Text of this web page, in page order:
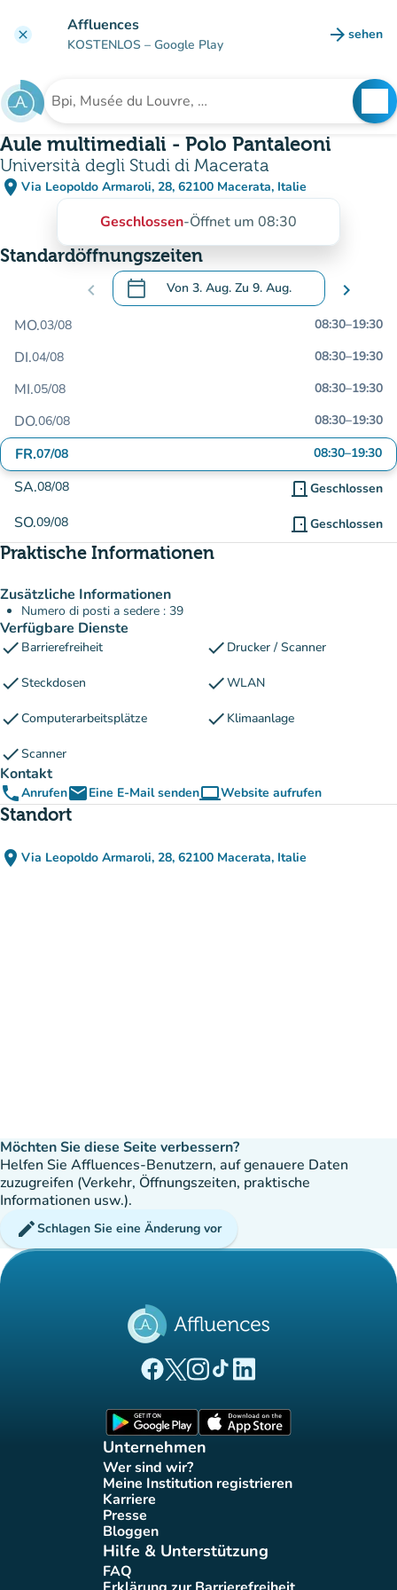
clear Affluences
KOSTENLOS – Google Play arrow_forward sehen
(new
Suche nach einer Einrichtung
Aule multimediali - Polo Pantaleoni
Università degli Studi di Macerata
place Via Leopoldo Armaroli, 28, 62100 Macerata, Italie
(in Google Maps öffnen)
(new tab)
Geschlossen-Öffnet um 08:30
Standardöffnungszeiten
chevron_left calendar_today Von 3. Aug. Zu 9. Aug.
.Öffnen Sie den Kalender, um Daten zu
chevron_right
MO.03/08 08:30–19:30
DI.04/08 08:30–19:30
MI.05/08 08:30–19:30
DO.06/08 08:30–19:30
FR.07/08 08:30–19:30
SA.08/08 door_front Geschlossen
SO.09/08 door_front Geschlossen
Praktische Informationen
Zusätzliche Informationen
Numero di posti a sedere : 39
Verfügbare Dienste
check Barrierefreiheit check Drucker / Scanner
checkSteckdosen checkWLAN
checkComputerarbeitsplätze check Klimaanlage
checkScanner
Kontakt
phoneAnrufenemailEine E-Mail sendencomputerWebsite aufrufen
(new tab)
Standort
place Via Leopoldo Armaroli, 28, 62100 Macerata, Italie
(in Google Maps öffnen)
(new tab)
Möchten Sie diese Seite verbessern?
Helfen Sie Affluences-Benutzern, auf genauere Daten
zuzugreifen (Verkehr, Öffnungszeiten, praktische
Informationen usw.).
editSchlagen Sie eine Änderung vor
(new tab)
(new tab)
(new tab)(new tab)
(new tab)
Unternehmen
Wer sind wir?
(new tab)
Meine Institution registrieren
(new tab)
Karriere(new tab)
Presse(new tab)
Bloggen
(new tab)
Hilfe & Unterstützung
FAQ(new tab)